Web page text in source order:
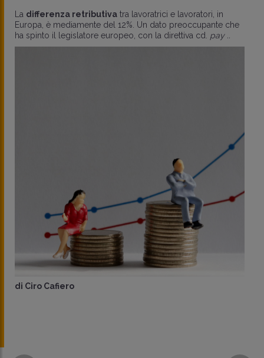
La differenza retributiva tra lavoratrici e lavoratori, in
Europa, è mediamente del 12%. Un dato preoccupante che
ha spinto il legislatore europeo, con la direttiva cd. pay ..
di Ciro Cafiero